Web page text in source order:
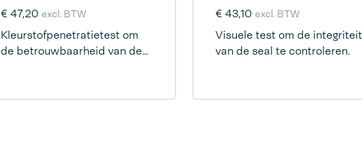
€ 47,20 excl. BTW
Kleurstofpenetratietest om
de betrouwbaarheid van de
€ 43,10 excl. BTW
Visuele test om de integriteit
van de seal te controleren.